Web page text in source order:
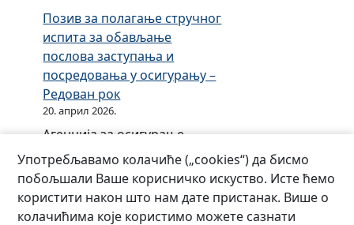
р
а
д
д
р
т
в
у
з
б
е
н
ј
у
б
и
Позив за полагање стручног
испита за обављање
послова заступања и
посредовања у осигурању –
Редован рок
20. април 2026.
Агенција за осигурање
Републике Српске организује
професионалну едукацију
кандидата (16.05.2026) за
полагање стручног испита
Употребљавамо колачиће („cookies“) да бисмо
побољшали Ваше корисничко искуство. Исте ћемо
користити након што нам дате пристанак. Више о
колачићима које користимо можете сазнати